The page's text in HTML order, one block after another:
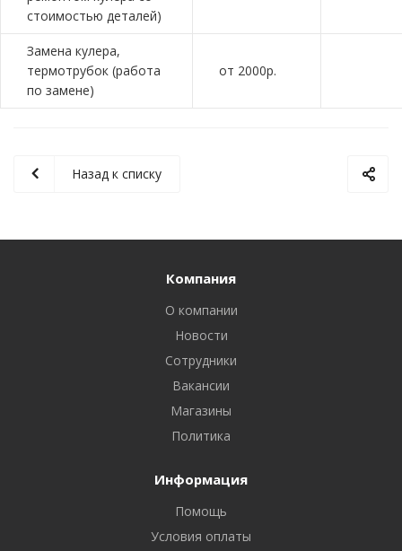
стоимостью деталей)
Замена кулера,
термотрубок (работа
по замене)
от 2000р.
Назад к списку
Компания
О компании
Новости
Сотрудники
Вакансии
Магазины
Политика
Информация
Помощь
Условия оплаты